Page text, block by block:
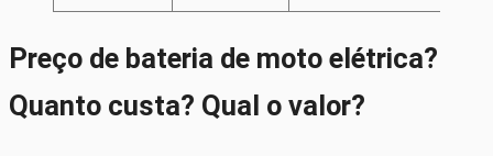
Preço de bateria de moto elétrica?
Quanto custa? Qual o valor?